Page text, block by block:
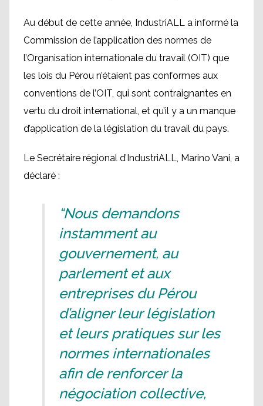
Au début de cette année, IndustriALL a informé la
Commission de l’application des normes de
l’Organisation internationale du travail (OIT) que
les lois du Pérou n’étaient pas conformes aux
conventions de l’OIT, qui sont contraignantes en
vertu du droit international, et qu’il y a un manque
d’application de la législation du travail du pays.
Le Secrétaire régional d’IndustriALL, Marino Vani, a
déclaré :
“Nous demandons
instamment au
gouvernement, au
parlement et aux
entreprises du Pérou
d’aligner leur législation
et leurs pratiques sur les
normes internationales
afin de renforcer la
négociation collective,